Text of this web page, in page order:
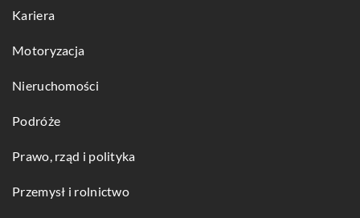
Kariera
Motoryzacja
Nieruchomości
Podróże
Prawo, rząd i polityka
Przemysł i rolnictwo